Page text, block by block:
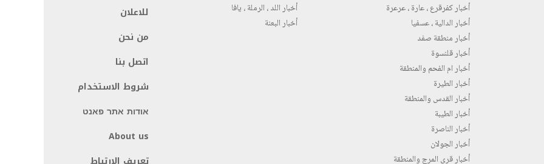
أخبار كفرقرع ، عارة ، عرعرة
أخبار الدالية ، عسفيا
أخبار منطقة صفد
أخبار قلنسوة
أخبار ام الفحم والمنطقة
أخبار الطيرة
أخبار القدس والمنطقة
أخبار الطيبة
أخبار الناصرة
أخبار الجولان
أخبار قرى المرج والمنطقة
أخبار اللد ، الرملة ، يافا
أخبار البعنة
للاعلان
من نحن
اتصل بنا
شروط الاستخدام
אודות אתר פאנט
About us